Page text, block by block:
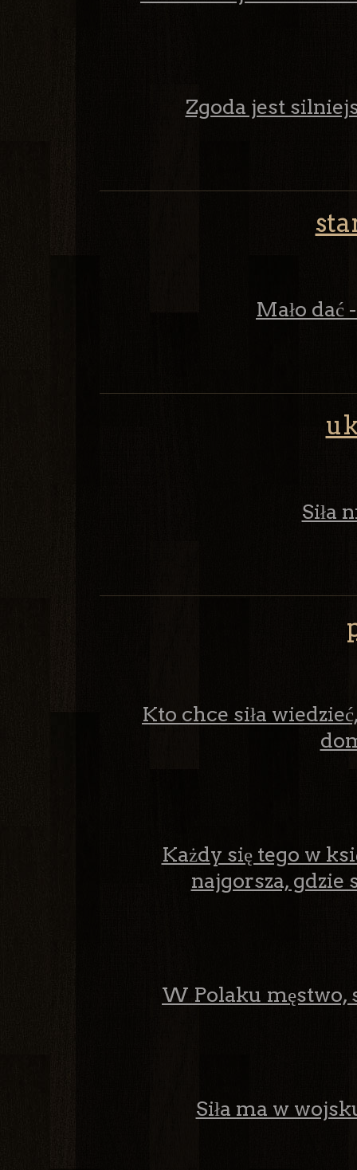
Zgoda jest
Mało dać
Siła
Kto chce siła
Każdy się tego w
najgorsza, gdzie
W Polaku męstwo,
Siła ma w